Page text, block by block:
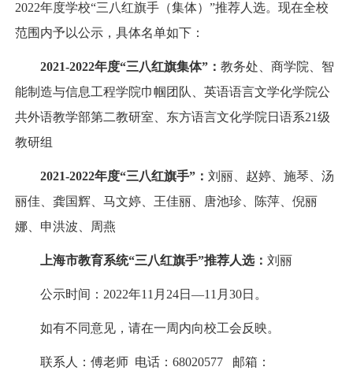
2022年度学校“三八红旗手（集体）”推荐人选。现在全校
范围内予以公示，具体名单如下：
2021-2022年度“三八红旗集体”： 教务处、商学院、智
能制造与信息工程学院巾帼团队、英语语言文学化学院公
共外语教学部第二教研室、东方语言文化学院日语系21级
教研组
2021-2022年度“三八红旗手”： 刘丽、赵婷、施琴、汤
丽佳、龚国辉、马文婷、王佳丽、唐池珍、陈萍、倪丽
娜、申洪波、周燕
上海市教育系统“三八红旗手”推荐人选： 刘丽
公示时间：2022年11月24日—11月30日。
如有不同意见，请在一周内向校工会反映。
联系人：傅老师 电话：68020577 邮箱：